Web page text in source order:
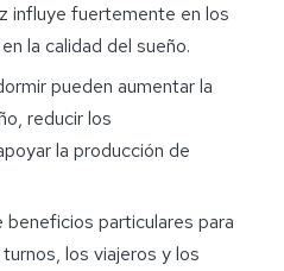
influye fuertemente en los
la calidad del sueño.
pueden aumentar la
reducir los
la producción de
beneficios particulares para
los viajeros y los